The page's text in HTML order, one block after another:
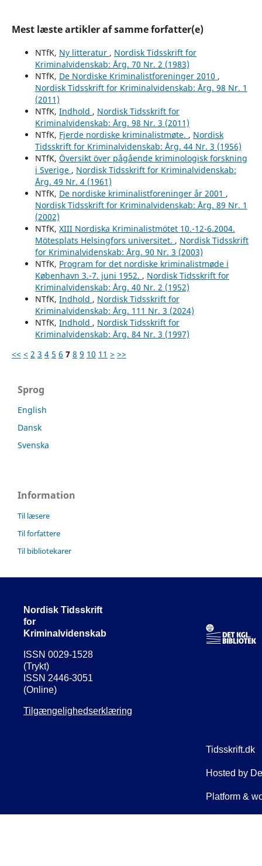
Mest læste artikler af samme forfatter(e)
NTfK, Ny litteratur , Nordisk Tidsskrift for
Kriminalvidenskab: Årg. 70 Nr. 2 (1983)
NTfK, De Nordiske Kriminalistforeninger 2010 ,
Nordisk Tidsskrift for Kriminalvidenskab: Årg. 98 Nr. 1
(2011)
NTfK, Indhold , Nordisk Tidsskrift for
Kriminalvidenskab: Årg. 98 Nr. 3 (2011)
NTfK, Fjerde nordiske kriminalistmøte. , Nordisk
Tidsskrift for Kriminalvidenskab: Årg. 44 Nr. 3 (1956)
NTfK, Översikt över pågående kriminologisk forskning
i Sverige , Nordisk Tidsskrift for Kriminalvidenskab:
Årg. 49 Nr. 4 (1961)
NTfK, De nordiske kriminalistforeninger år 2001 ,
Nordisk Tidsskrift for Kriminalvidenskab: Årg. 89 Nr. 1
(2002)
NTfK, XIII Nordiska Kriminalistmötet 10.-12-6.2004.
Mötesplats Helsingfors universitet. , Nordisk Tidsskrift
for Kriminalvidenskab: Årg. 90 Nr. 3 (2003)
NTfK, Program for det nordiske kriminalistmøde i
København 3.-7. juni 1952. , Nordisk Tidsskrift for
Kriminalvidenskab: Årg. 40 Nr. 2 (1952)
NTfK, Indhold , Nordisk Tidsskrift for
Kriminalvidenskab: Årg. 111 Nr. 3 (2024)
NTfK, Indhold , Nordisk Tidsskrift for
Kriminalvidenskab: Årg. 84 Nr. 3 (1997)
<< < 2 3 4 5 6 7 8 9 10 11 > >>
Sprog
English
Dansk
Svenska
Information
Til læsere
Til forfattere
Til bibliotekarer
Nordisk Tidsskrift
for
Kriminalvidenskab
ISSN 0029-1528
(Trykt)
ISSN 2446-3051
(Online)
Tilgængelighedserklæring